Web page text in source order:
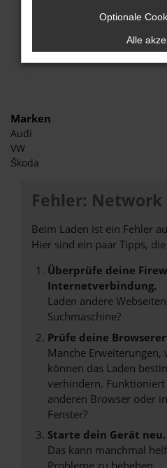
Marken
Audi
VW
Škoda
Fehler: Network
Beim Laden ist ein Fehler
Hier sind ein paar Tipps,
Überprüfe deine
Internetverbindung.
Laden andere
Suchmaschine?
Prüfe deine
Manche Erweiterungen,
können das Laden
verhindern. Funktioniert
anderen Browser oder
Fenster?
Starte dein Gerät neu.
Das kann manchmal
Probleme zu beheben.
Optionale
Alle